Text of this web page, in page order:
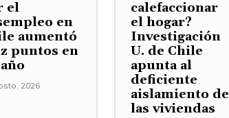
el
en
aumentó
puntos en
2026
calefaccionar
el hogar?
Investigación
U. de Chile
apunta al
deficiente
aislamiento de
las viviendas